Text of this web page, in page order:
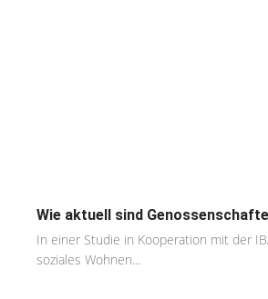
Wie aktuell sind
In einer Studie in Kooperation mit der
soziales Wohnen...